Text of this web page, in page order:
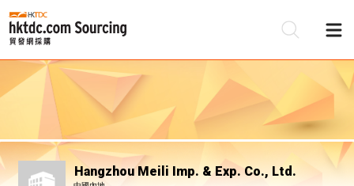
Hangzhou Meili Imp. & Exp. Co., Ltd.